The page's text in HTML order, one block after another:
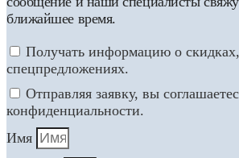
ближайшее время.
Получать информацию о
спецпредложениях.
Отправляя заявку, вы
конфиденциальности.
Имя